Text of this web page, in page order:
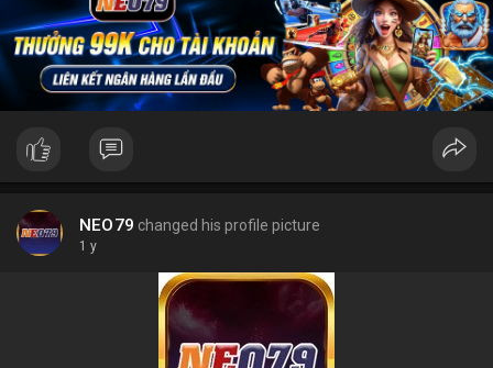
NEO79 changed his profile picture
1 y